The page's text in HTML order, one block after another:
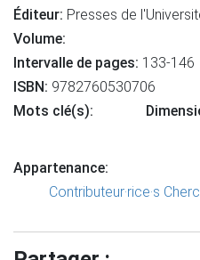
Éditeur: Presses de
Volume:
Intervalle de pages: 133-146
ISBN: 9782760530706
Mots clé(s):
Appartenance:
Contributeur·rice·s